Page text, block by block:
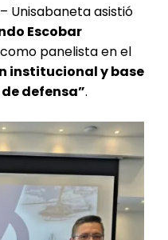
Unisabaneta asistió
Escobar
panelista en el
institucional y base
defensa”.